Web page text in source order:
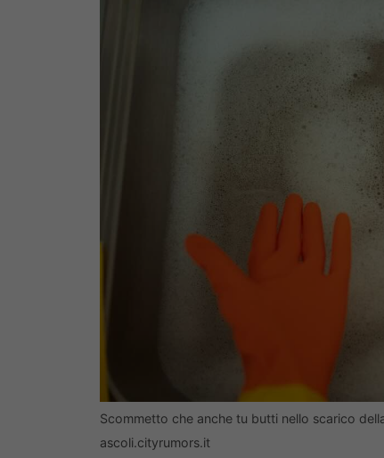
Scommetto che anche tu butti nello scarico
ascoli.cityrumors.it